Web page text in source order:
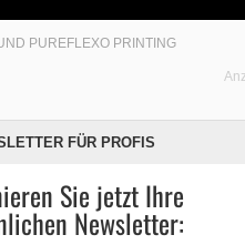
PUREFLEXO PRINTING
FÜR PROFIS
Sie jetzt Ihre
Newsletter: